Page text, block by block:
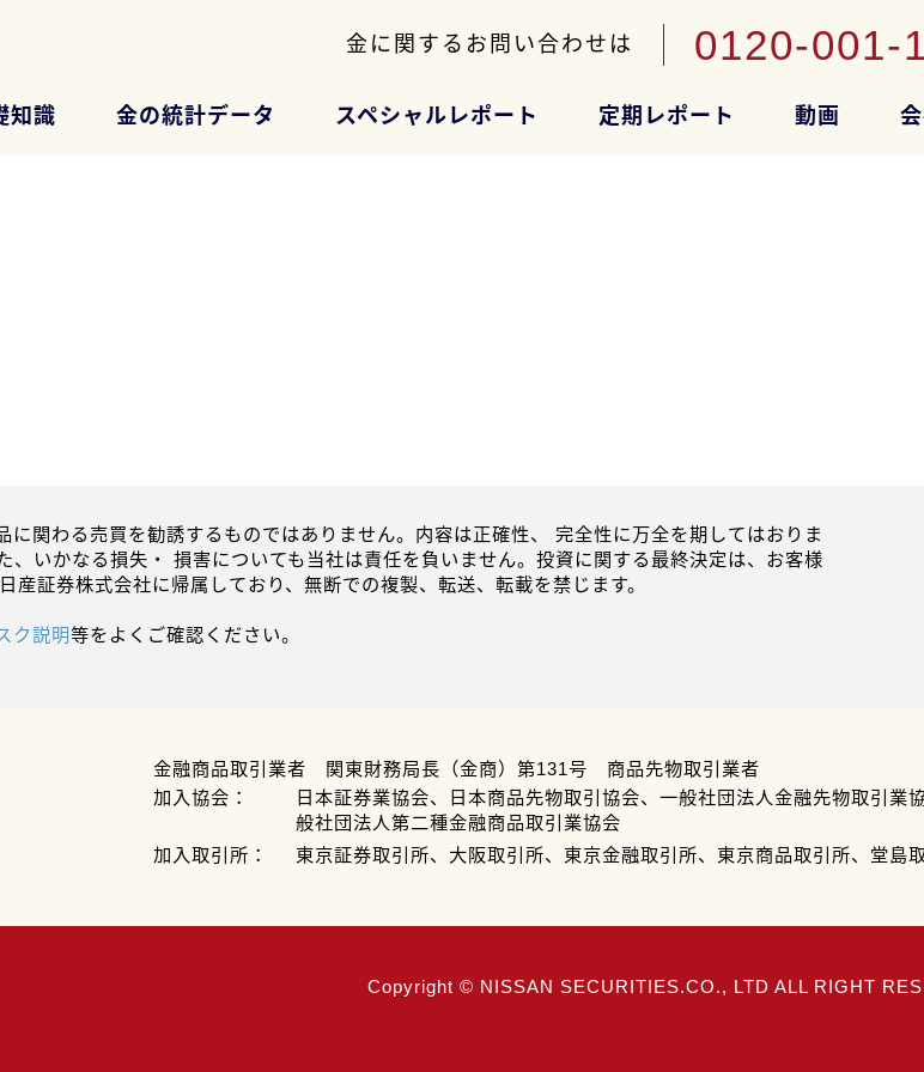
金に関するお問い合わせは 0120-001-
知識 金の統計データ スペシャルレポート 定期レポート 動画
関わる売買を勧誘するものではありません。内容は正確性、 完全性に万全を期してはおりま
いかなる損失・ 損害についても当社は責任を負いません。投資に関する最終決定は、お客様
証券株式会社に帰属しており、無断での複製、転送、転載を禁じます。
ク説明等をよくご確認ください。
金融商品取引業者 関東財務局長（金商）第131号 商品先物取引業者
加入協会：
日本証券業協会、日本商品先物取引協会、一般社団法人金融先物取引業
般社団法人第二種金融商品取引業協会
加入取引所：
東京証券取引所、大阪取引所、東京金融取引所、東京商品取引所、堂島
Copyright © NISSAN SECURITIES.CO., LTD ALL RIGHT